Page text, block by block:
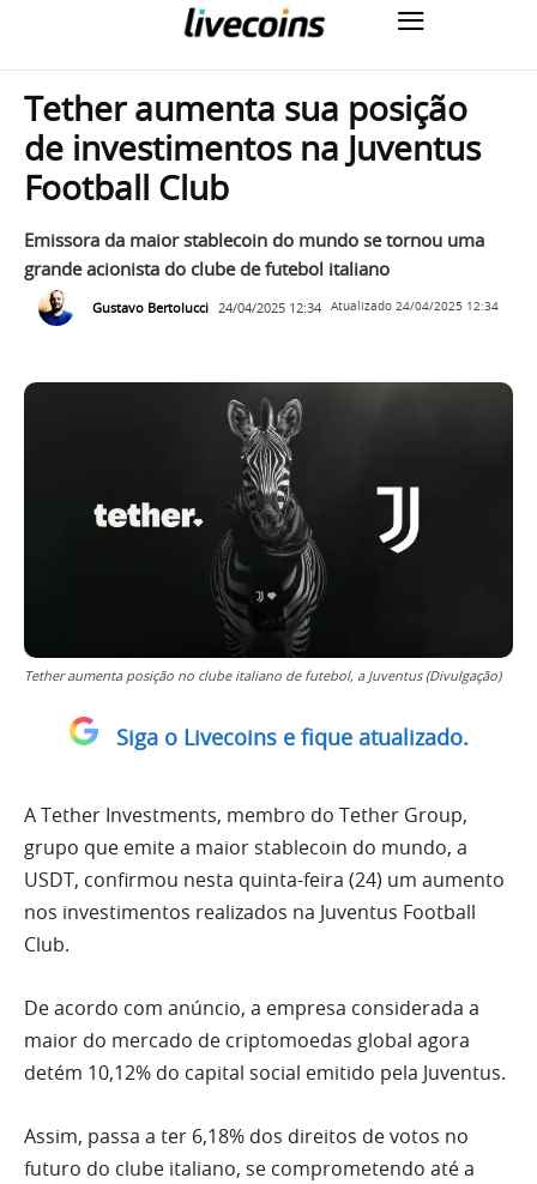
Tether aumenta sua posição
de investimentos na Juventus
Football Club
Emissora da maior stablecoin do mundo se tornou uma
grande acionista do clube de futebol italiano
Gustavo Bertolucci 24/04/2025 12:34 Atualizado 24/04/2025 12:34
Tether aumenta posição no clube italiano de futebol, a Juventus (Divulgação)
Siga o Livecoins e fique atualizado.
A Tether Investments, membro do Tether Group,
grupo que emite a maior stablecoin do mundo, a
USDT, confirmou nesta quinta-feira (24) um aumento
nos investimentos realizados na Juventus Football
Club.
De acordo com anúncio, a empresa considerada a
maior do mercado de criptomoedas global agora
detém 10,12% do capital social emitido pela Juventus.
Assim, passa a ter 6,18% dos direitos de votos no
futuro do clube italiano, se comprometendo até a